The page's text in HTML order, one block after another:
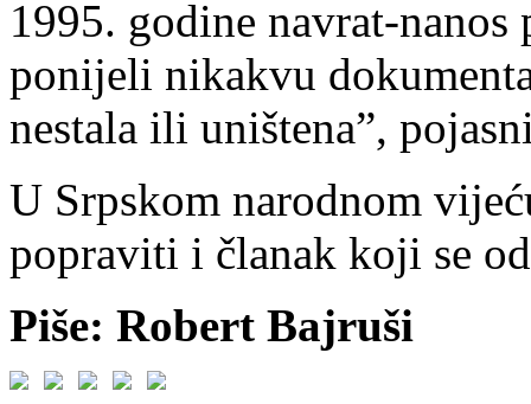
1995. godine navrat-
ponijeli nikakvu
nestala ili uništena”,
U Srpskom narodnom
popraviti i članak koji se
Piše: Robert Bajruši